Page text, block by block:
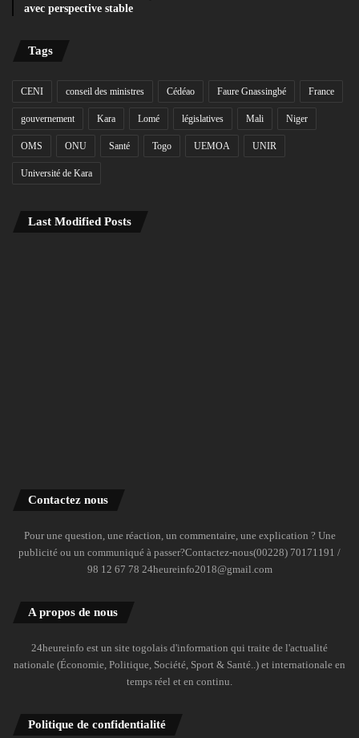
avec perspective stable
Tags
CENI conseil des ministres Cédéao Faure Gnassingbé France
gouvernement Kara Lomé législatives Mali Niger
OMS ONU Santé Togo UEMOA UNIR
Université de Kara
Last Modified Posts
Contactez nous
Pour une question, une réaction, un commentaire, une explication ? Une
publicité ou un communiqué à passer?Contactez-nous(00228) 70171191 /
98 12 67 78 24heureinfo2018@gmail.com
A propos de nous
24heureinfo est un site togolais d'information qui traite de l'actualité
nationale (Économie, Politique, Société, Sport & Santé..) et internationale en
temps réel et en continu.
Politique de confidentialité